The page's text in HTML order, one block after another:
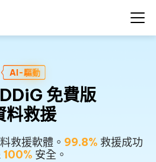
免費版
AI-驅動
料救援
救援軟體。 99.8% 救援成功
100% 安全。